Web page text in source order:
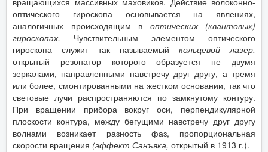
оптического гироскопа основывается на явлениях,
аналогичных происходящим в оптических (квантовых)
гироскопах. Чувствительным элементом оптического
гироскопа служит так называемый кольцевой лазер,
открытый резонатор которого образуется не двумя
зеркалами, направленными навстречу друг другу, а тремя
или более, смонтированными на жестком основании, так что
световые лучи распространяются по замкнутому контуру.
При вращении прибора вокруг оси, перпендикулярной
плоскости контура, между бегущими навстречу друг другу
волнами возникает разность фаз, пропорциональная
скорости вращения (эффект Санъяка, открытый в 1913 г.).